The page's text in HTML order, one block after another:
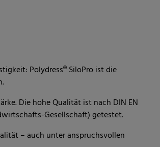
Polydress® SiloPro ist die
Die hohe Qualität ist nach DIN EN
Gesellschaft) getestet.
– auch unter anspruchsvollen